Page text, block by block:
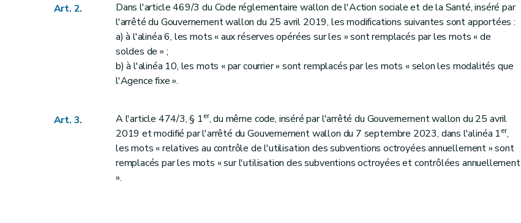
Art. 2.
Dans l'article 469/3 du Code réglementaire wallon de l'Action sociale et de la Santé, inséré par
l'arrêté du Gouvernement wallon du 25 avril 2019, les modifications suivantes sont apportées :
a) à l'alinéa 6, les mots « aux réserves opérées sur les » sont remplacés par les mots « de
soldes de » ;
b) à l'alinéa 10, les mots « par courrier » sont remplacés par les mots « selon les modalités que
l'Agence fixe ».
Art. 3. A l'article 474/3, § 1er, du même code, inséré par l'arrêté du Gouvernement wallon du 25 avril
2019 et modifié par l'arrêté du Gouvernement wallon du 7 septembre 2023, dans l'alinéa 1er,
les mots « relatives au contrôle de l'utilisation des subventions octroyées annuellement » sont
remplacés par les mots « sur l'utilisation des subventions octroyées et contrôlées annuellement
».